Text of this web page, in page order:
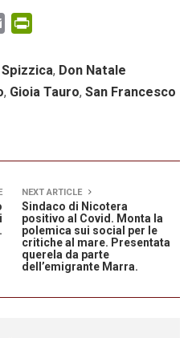
Email
, Don Natale
, Gioia Tauro, San Francesco
NEXT ARTICLE
Sindaco di Nicotera
positivo al Covid. Monta la
polemica sui social per le
critiche al mare. Presentata
querela da parte
dell’emigrante Marra.